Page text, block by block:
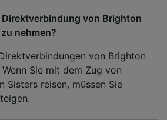
von Brighton
nehmen?
von Brighton
Sie mit dem Zug von
Sisters reisen, müssen Sie